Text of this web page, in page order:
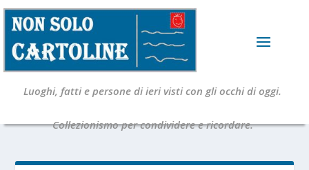
Luoghi, fatti e persone di ieri visti con gli occhi di oggi.
Collezionismo per condividere e ricordare.